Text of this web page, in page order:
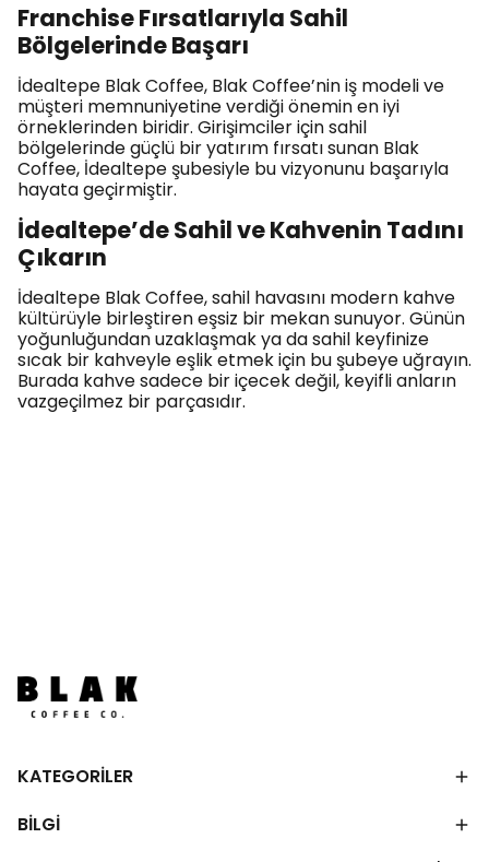
Franchise Fırsatlarıyla Sahil
Bölgelerinde Başarı
İdealtepe Blak Coffee, Blak Coffee’nin iş modeli ve
müşteri memnuniyetine verdiği önemin en iyi
örneklerinden biridir. Girişimciler için sahil
bölgelerinde güçlü bir yatırım fırsatı sunan Blak
Coffee, İdealtepe şubesiyle bu vizyonunu başarıyla
hayata geçirmiştir.
İdealtepe’de Sahil ve Kahvenin Tadını
Çıkarın
İdealtepe Blak Coffee, sahil havasını modern kahve
kültürüyle birleştiren eşsiz bir mekan sunuyor. Günün
yoğunluğundan uzaklaşmak ya da sahil keyfinize
sıcak bir kahveyle eşlik etmek için bu şubeye uğrayın.
Burada kahve sadece bir içecek değil, keyifli anların
vazgeçilmez bir parçasıdır.
KATEGORİLER
BİLGİ